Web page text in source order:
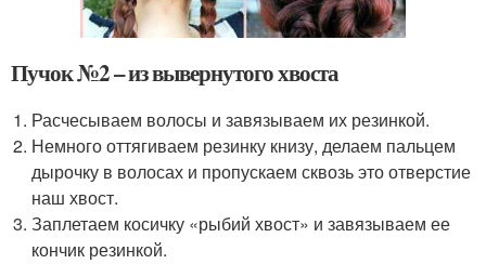
Пучок №2 – из вывернутого хвоста
Расчесываем волосы и завязываем их резинкой.
Немного оттягиваем резинку книзу, делаем пальцем
дырочку в волосах и пропускаем сквозь это отверстие
наш хвост.
Заплетаем косичку «рыбий хвост» и завязываем ее
кончик резинкой.